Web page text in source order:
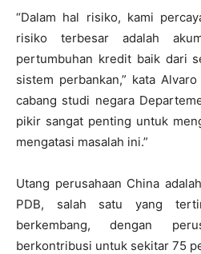
“Dalam hal risiko, kami
risiko terbesar adalah
pertumbuhan kredit baik dari
sistem perbankan,” kata
cabang studi negara
pikir sangat penting untuk
mengatasi masalah ini.”
Utang perusahaan China
PDB, salah satu yang
berkembang, dengan
berkontribusi untuk sekitar 75